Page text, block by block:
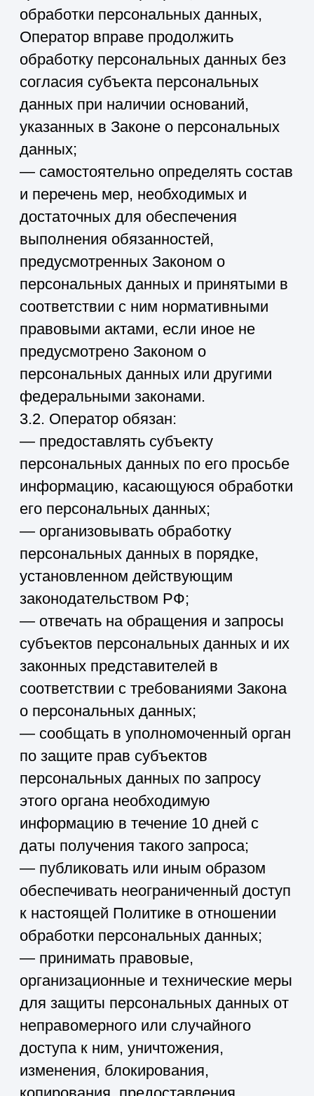
персональных данных, за
исключением случаев,
предусмотренных федеральными
законами. Сведения
предоставляются субъекту
персональных данных Оператором в
доступной форме, и в них не должны
содержаться персональные данные,
относящиеся к другим субъектам
персональных данных, за
исключением случаев, когда имеются
законные основания для раскрытия
таких персональных данных.
Перечень информации и порядок ее
получения установлен Законом о
— требовать от оператора уточнения
его персональных данных, их
случае, если персональные данные
являются неполными, устаревшими,
неточными, незаконно полученными
или не являются необходимыми для
заявленной цели обработки, а также
принимать предусмотренные законом
меры по защите своих прав;
— выдвигать условие
предварительного согласия при
обработке персональных данных в
целях продвижения на рынке
товаров, работ и услуг;
— на отзыв согласия на обработку
персональных данных, а также, на
направление требования о
прекращении обработки
персональных данных;
— обжаловать в уполномоченный
орган по защите прав субъектов
персональных данных или в
судебном порядке неправомерные
действия или бездействие Оператора
при обработке его персональных
данных;
— на осуществление иных прав,
предусмотренных законодательством
РФ.
4.2. Субъекты персональных данных
обязаны:
— предоставлять Оператору
достоверные данные о себе;
— сообщать Оператору об уточнении
(обновлении, изменении) своих
персональных данных.
4.3. Лица, передавшие Оператору
недостоверные сведения о себе,
либо сведения о другом субъекте
персональных данных без согласия
последнего, несут ответственность в
соответствии с законодательством
РФ.
5. Принципы обработки
персональных данных
5.1. Обработка персональных данных
осуществляется на законной и
справедливой основе.
5.2. Обработка персональных данных